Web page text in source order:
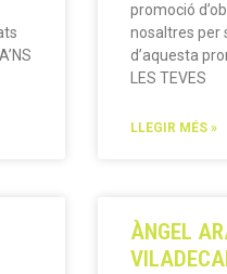
promoció
nosaltres per
d’aquesta
LES TEVES
LLEGIR MÉS »
ÀNGEL